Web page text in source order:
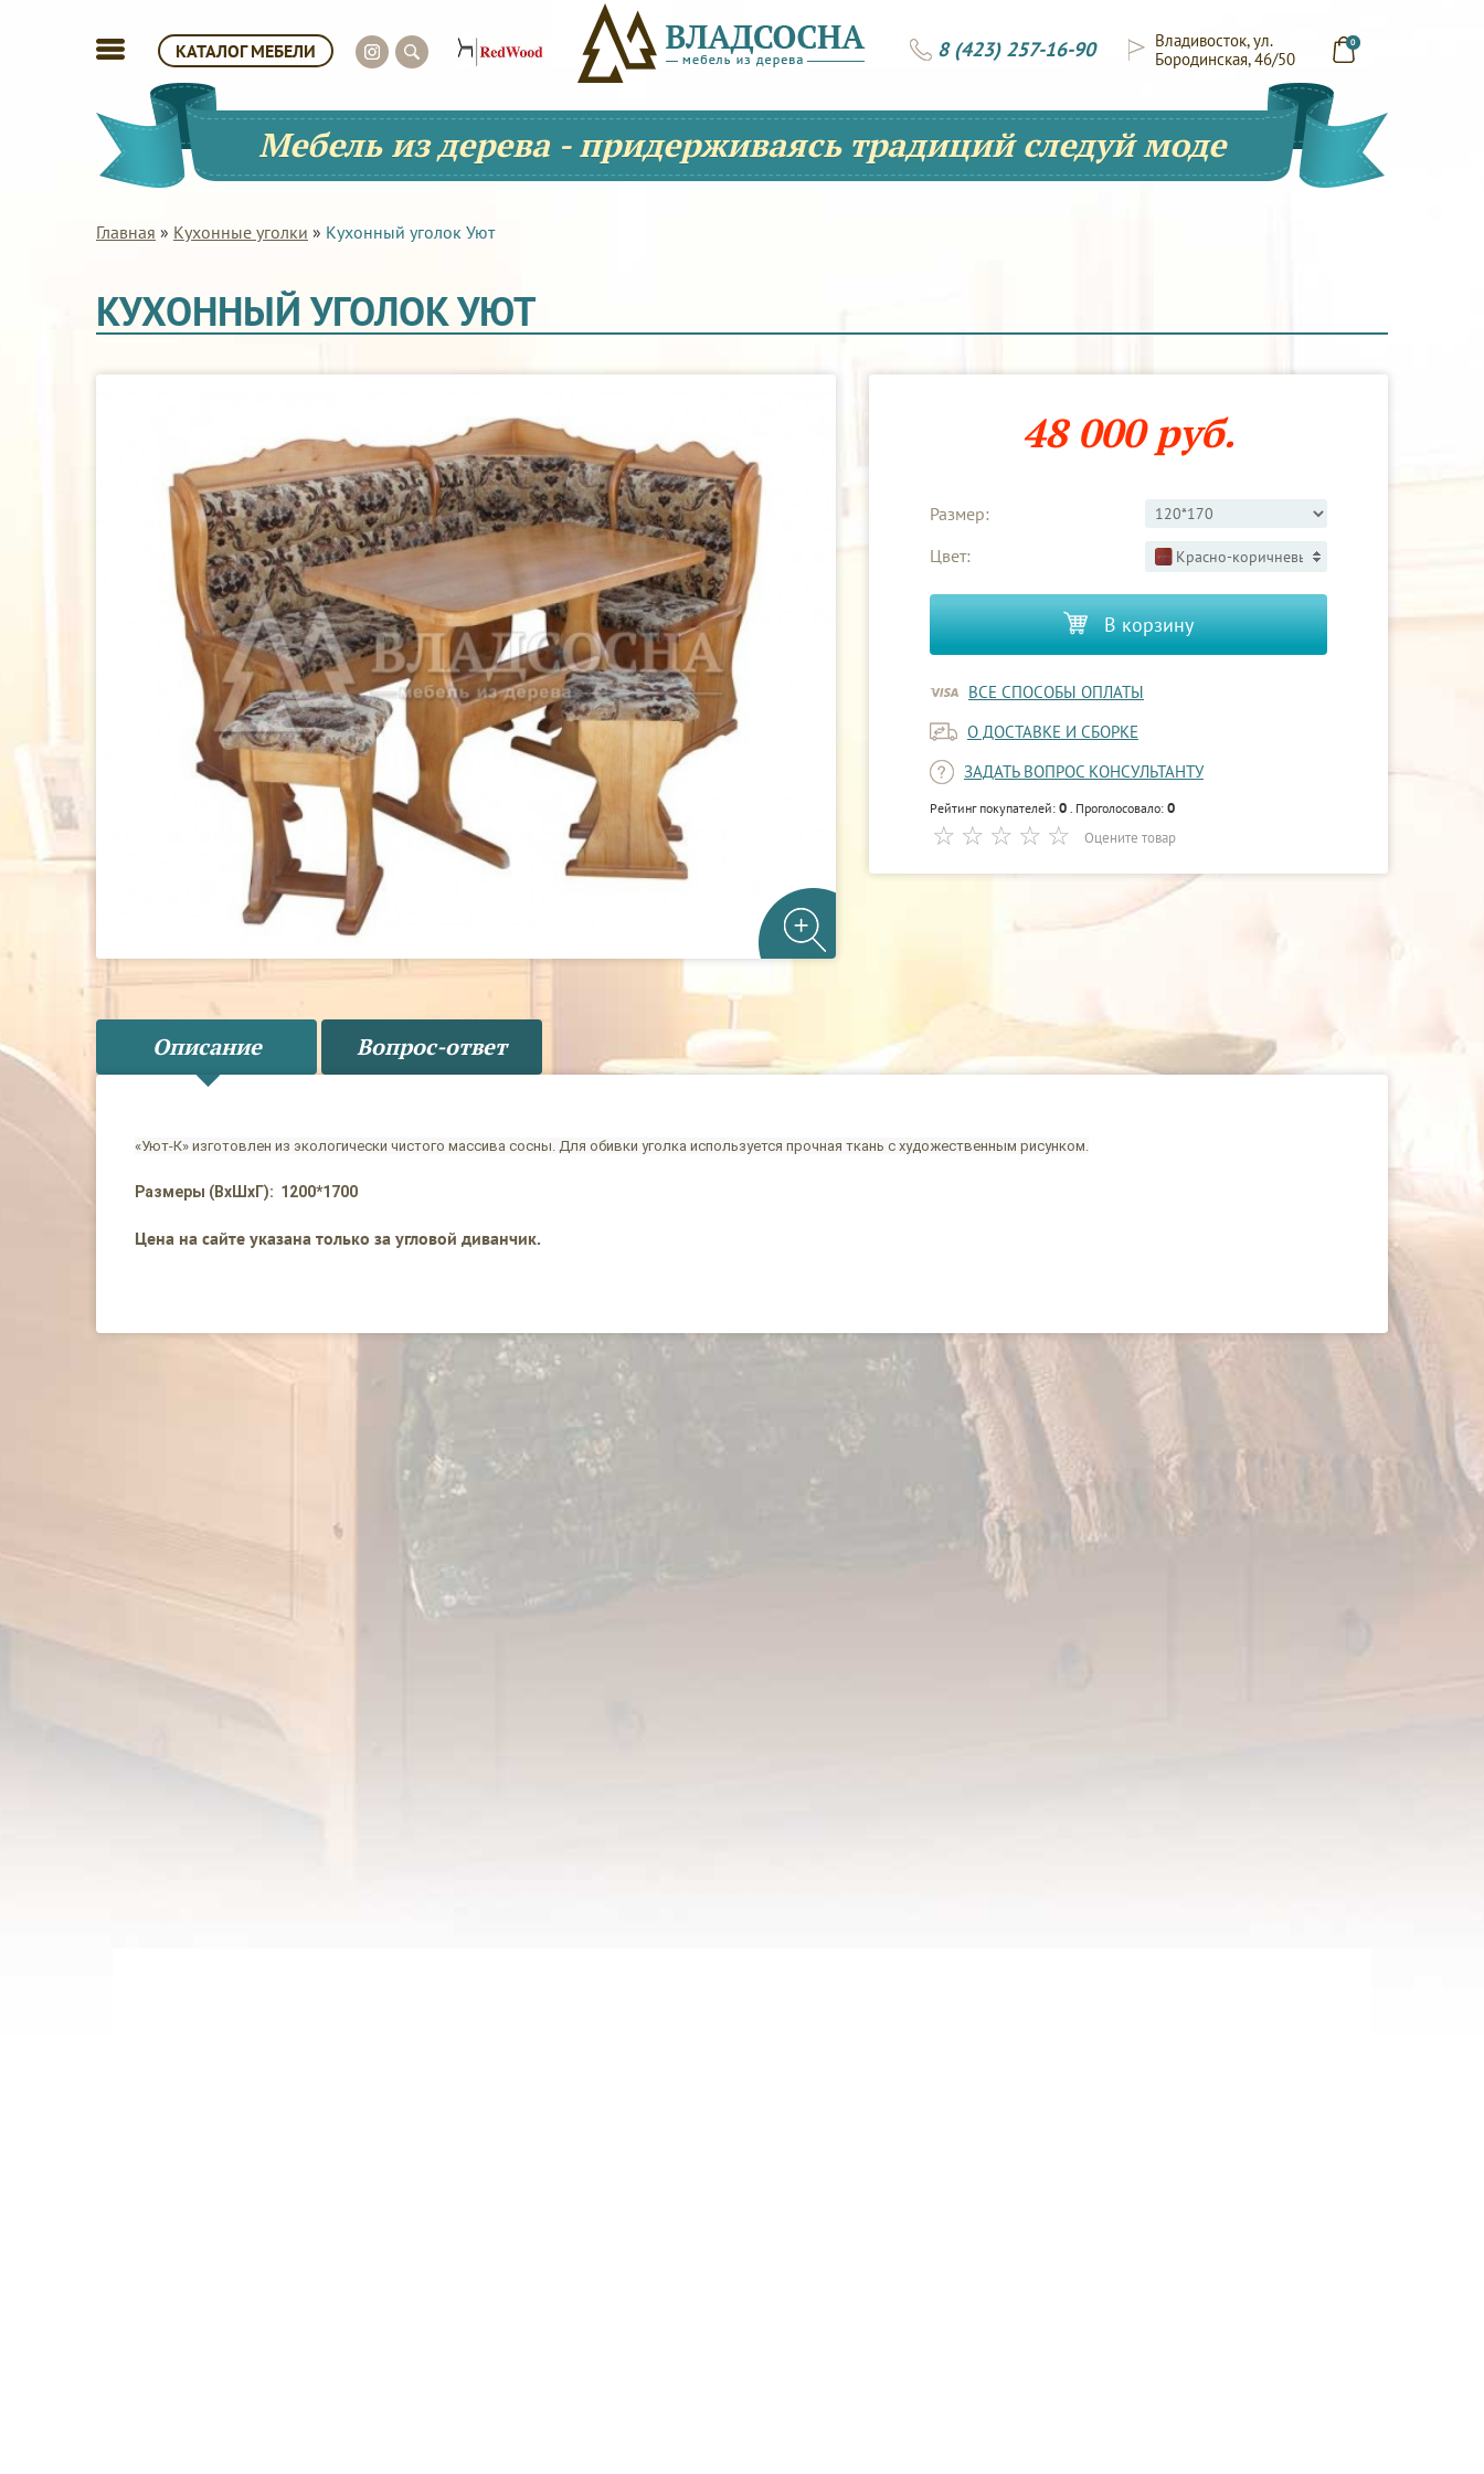
КАТАЛОГ МЕБЕЛИ 0
Владивосток, ул.
Бородинская, 46/50
8 (423) 257-16-90
Мебель из дерева - придерживаясь традиций следуй моде
Главная » Кухонные уголки » Кухонный уголок Уют
КУХОННЫЙ УГОЛОК УЮТ
48 000 руб.
Размер:
Цвет:
Красно-коричневый 3
В корзину
ВСЕ СПОСОБЫ ОПЛАТЫ
О ДОСТАВКЕ И СБОРКЕ
ЗАДАТЬ ВОПРОС КОНСУЛЬТАНТУ
Рейтинг покупателей: 0 . Проголосовало: 0
Оцените товар
Описание Вопрос-ответ
«Уют-К» изготовлен из экологически чистого массива сосны. Для обивки уголка используется прочная ткань с художественным рисунком.
Размеры (ВхШхГ): 1200*1700
Цена на сайте указана только за угловой диванчик.